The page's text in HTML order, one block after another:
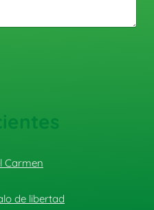
Carmen
de libertad